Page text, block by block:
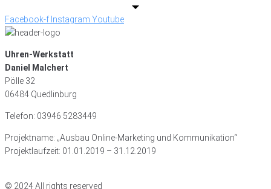
Facebook-f Instagram Youtube
Uhren-Werkstatt
Daniel Malchert
Pölle 32
06484 Quedlinburg
Telefon: 03946 5283449
Projektname: „Ausbau Online-Marketing und Kommunikation“
Projektlaufzeit: 01.01.2019 – 31.12.2019
© 2024 All rights reserved